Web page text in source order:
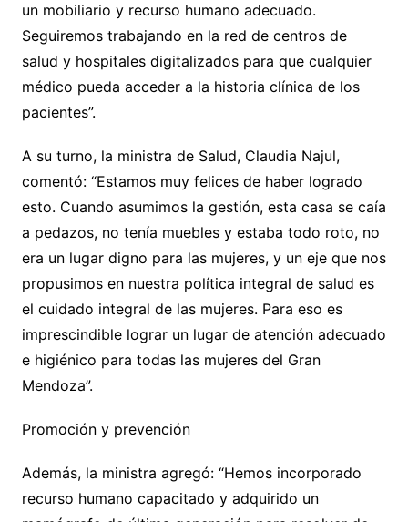
un mobiliario y recurso humano adecuado.
Seguiremos trabajando en la red de centros de
salud y hospitales digitalizados para que cualquier
médico pueda acceder a la historia clínica de los
pacientes”.
A su turno, la ministra de Salud, Claudia Najul,
comentó: “Estamos muy felices de haber logrado
esto. Cuando asumimos la gestión, esta casa se caía
a pedazos, no tenía muebles y estaba todo roto, no
era un lugar digno para las mujeres, y un eje que nos
propusimos en nuestra política integral de salud es
el cuidado integral de las mujeres. Para eso es
imprescindible lograr un lugar de atención adecuado
e higiénico para todas las mujeres del Gran
Mendoza”.
Promoción y prevención
Además, la ministra agregó: “Hemos incorporado
recurso humano capacitado y adquirido un